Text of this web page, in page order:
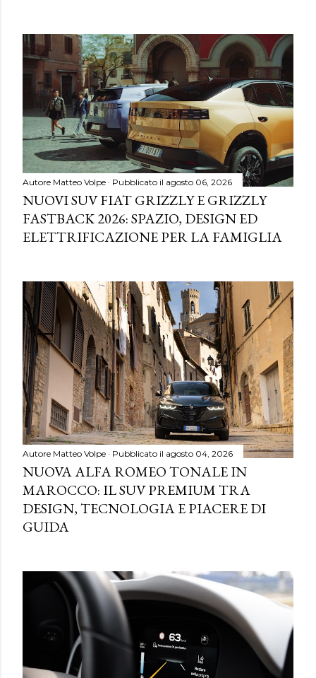
Autore Matteo Volpe Pubblicato il agosto 06, 2026
NUOVI SUV FIAT GRIZZLY E GRIZZLY
FASTBACK 2026: SPAZIO, DESIGN ED
ELETTRIFICAZIONE PER LA FAMIGLIA
Autore Matteo Volpe Pubblicato il agosto 04, 2026
NUOVA ALFA ROMEO TONALE IN
MAROCCO: IL SUV PREMIUM TRA
DESIGN, TECNOLOGIA E PIACERE DI
GUIDA